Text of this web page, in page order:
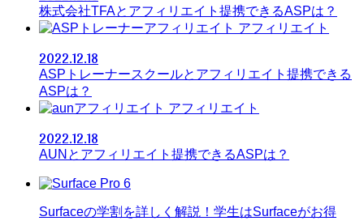
株式会社TFAとアフィリエイト提携できるASPは？
アフィリエイト
2022.12.18
ASPトレーナースクールとアフィリエイト提携できる
ASPは？
アフィリエイト
2022.12.18
AUNとアフィリエイト提携できるASPは？
Surfaceの学割を詳しく解説！学生はSurfaceがお得